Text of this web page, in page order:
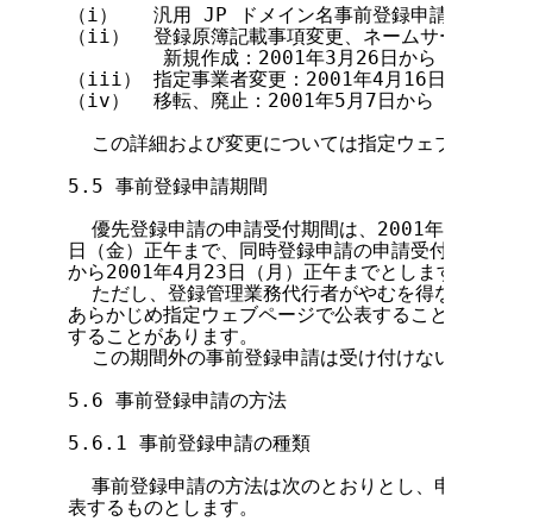
（i）   汎用 JP ドメイン名事前登録申請情報変更
（ii）  登録原簿記載事項変更、ネームサーバ設定
        新規作成：2001年3月26日から
（iii） 指定事業者変更：2001年4月16日から
（iv）  移転、廃止：2001年5月7日から
この詳細および変更については指定ウェブページ
5.5 事前登録申請期間
優先登録申請の申請受付期間は、2001年2月22日
日（金）正午まで、同時登録申請の申請受付期間は
から2001年4月23日（月）正午までとします。
ただし、登録管理業務代行者がやむを得ない事情
あらかじめ指定ウェブページで公表することにより
することがあります。
この期間外の事前登録申請は受け付けないものと
5.6 事前登録申請の方法
5.6.1 事前登録申請の種類
事前登録申請の方法は次のとおりとし、申請の詳
表するものとします。